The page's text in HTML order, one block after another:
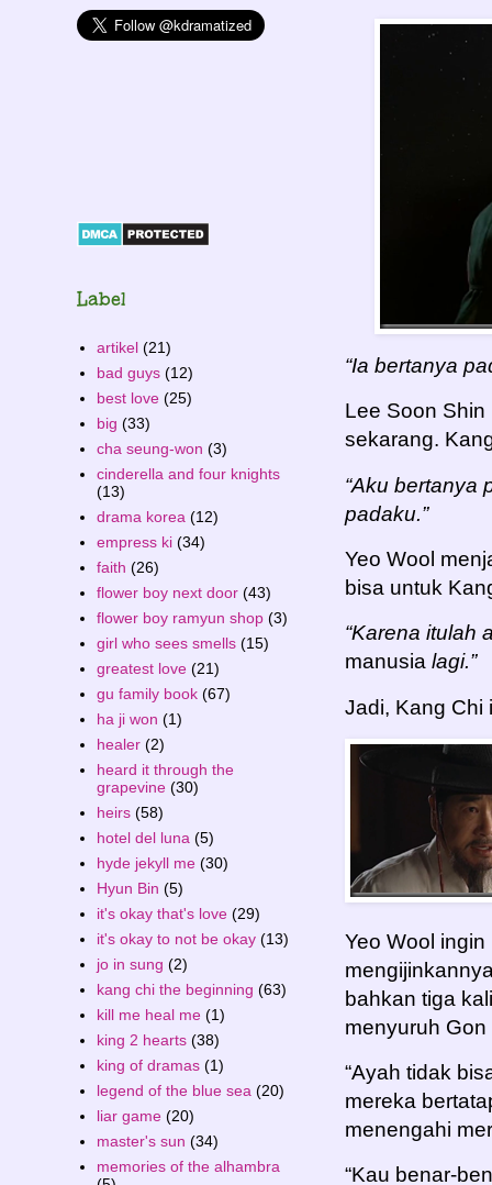
“Ia bertanya
Lee Soon
sekarang.
“Aku bertanya
padaku.”
Yeo Wool
bisa untuk
“Karena itulah
manusia lagi.”
Jadi, Kang Chi
Yeo Wool
bahkan tiga
menyuruh
“Ayah tidak
mereka
menengahi
“Kau benar-
Label
artikel (21)
bad guys (12)
best love (25)
big (33)
cha seung-won (3)
cinderella and four knights
(13)
drama korea (12)
empress ki (34)
faith (26)
flower boy next door (43)
flower boy ramyun shop (3)
girl who sees smells (15)
greatest love (21)
gu family book (67)
ha ji won (1)
healer (2)
heard it through the
grapevine (30)
heirs (58)
hotel del luna (5)
hyde jekyll me (30)
Hyun Bin (5)
it's okay that's love (29)
it's okay to not be okay (13)
jo in sung (2)
kang chi the beginning (63)
kill me heal me (1)
king 2 hearts (38)
king of dramas (1)
legend of the blue sea (20)
liar game (20)
master's sun (34)
memories of the alhambra